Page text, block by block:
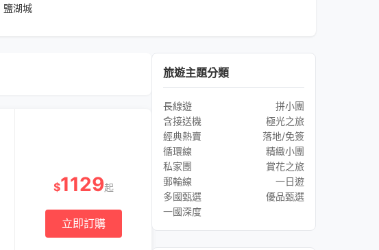
鹽湖城
$1129起
立即訂購
旅遊主題分類
長線遊
拼小團
含接送機
極光之旅
經典熱賣
落地/免簽
循環線
精緻小團
私家團
賞花之旅
郵輪線
一日遊
多國甄選
優品甄選
一國深度